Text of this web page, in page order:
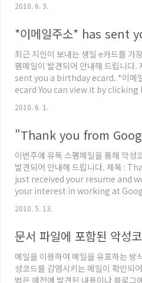
성인 사이트로 연결되는 링크 파일들
Win-Trojan/Alureon.36352.B 상기
수신하였을 경우 항상 아래와 같은 사
을 예방하시기 바랍니다. 1. 발신인이
메일을..
2010. 6. 3.
최근 지인이 보내는 생일 e카드를 가
팸메일이 발견되어 안내해 드립니다
sent you a birthday ecard. *이메
ecard You can view it by clicking
also copy & paste the above
30 days We hope you enjoy your
접속을 하면 아래와 같이 구글 그..
2010. 6. 1.
이번주에 유독 스팸메일을 통해 악성
발견되어 안내해 드립니다. 제목 :
just received your resume and
your interest in working at
position. Our staffing team will
may be a fit. Should there be a
2010. 5. 13.
문서 파일에 포함된 악성
메일을 이용하여 메일을 유포하는 방
성코드를 감염시키는 메일이 확인되
법은 예전에 발견된 내용이나 블로그